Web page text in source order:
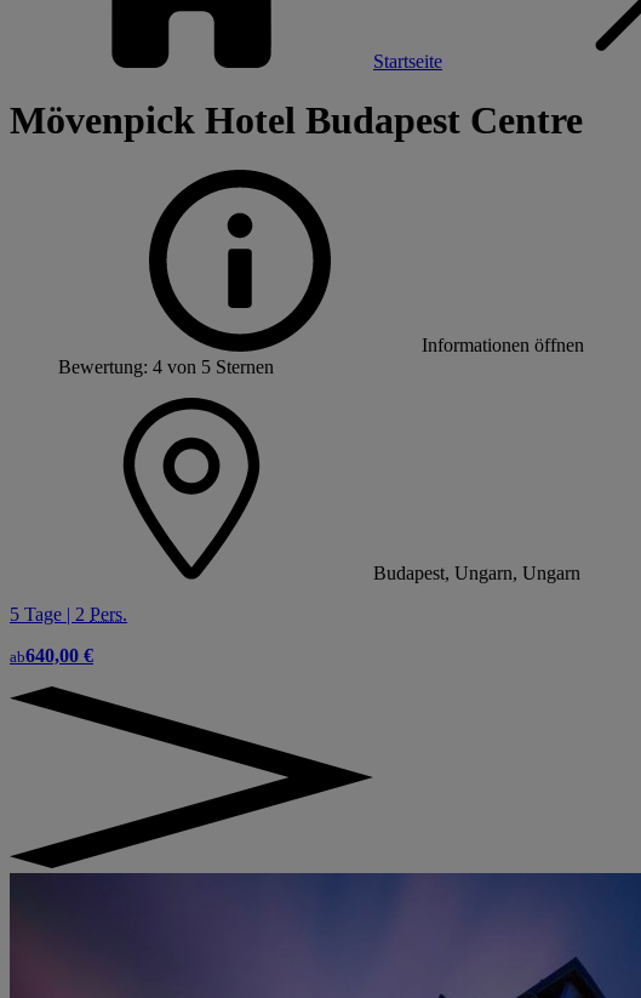
Startseite
Mövenpick Hotel Budapest Centre
Informationen öffnen
Bewertung: 4 von 5 Sternen
Budapest, Ungarn, Ungarn
5 Tage | 2 Pers.
ab640,00 €